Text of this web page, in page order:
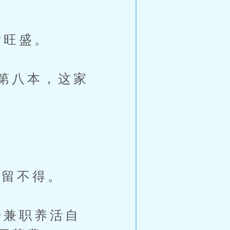
盛。
八本，这家
不得。
职养活自